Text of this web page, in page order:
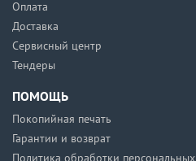
Оплата
Доставка
Сервисный центр
Тендеры
ПОМОЩЬ
Покопийная печать
Гарантии и возврат
Политика обработки персональных